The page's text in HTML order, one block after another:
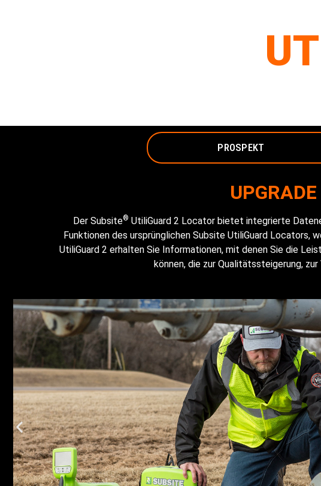
PROSPEKT
Der Subsite® UtiliGuard 2 Locator bietet integrierte
Funktionen des ursprünglichen Subsite UtiliGuard Locators,
UtiliGuard 2 erhalten Sie Informationen, mit denen Sie die
können, die zur Qualitätssteigerung,